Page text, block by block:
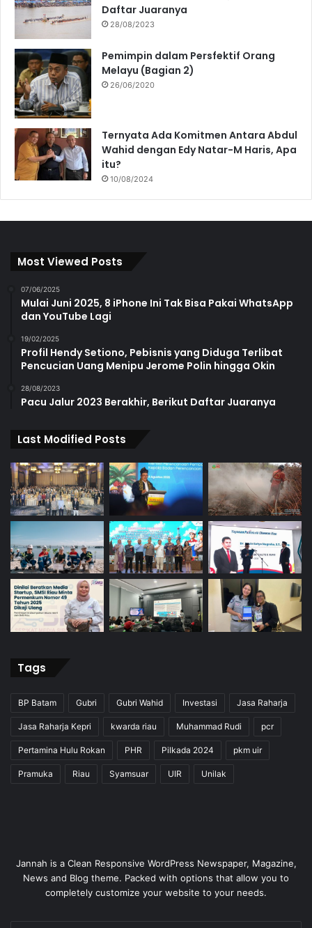
Daftar Juaranya
28/08/2023
Pemimpin dalam Persfektif Orang
Melayu (Bagian 2)
26/06/2020
Ternyata Ada Komitmen Antara Abdul
Wahid dengan Edy Natar-M Haris, Apa
itu?
10/08/2024
Most Viewed Posts
07/06/2025
Mulai Juni 2025, 8 iPhone Ini Tak Bisa Pakai WhatsApp
dan YouTube Lagi
19/02/2025
Profil Hendy Setiono, Pebisnis yang Diduga Terlibat
Pencucian Uang Menipu Jerome Polin hingga Okin
28/08/2023
Pacu Jalur 2023 Berakhir, Berikut Daftar Juaranya
Last Modified Posts
Tags
BP Batam Gubri Gubri Wahid Investasi Jasa Raharja
Jasa Raharja Kepri kwarda riau Muhammad Rudi pcr
Pertamina Hulu Rokan PHR Pilkada 2024 pkm uir
Pramuka Riau Syamsuar UIR Unilak
Jannah is a Clean Responsive WordPress Newspaper, Magazine,
News and Blog theme. Packed with options that allow you to
completely customize your website to your needs.